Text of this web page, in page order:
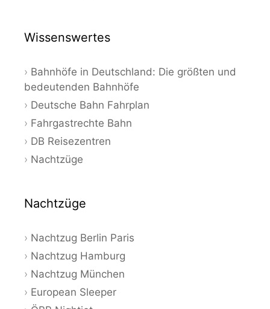
Wissenswertes
Bahnhöfe in Deutschland: Die größten und
bedeutenden Bahnhöfe
Deutsche Bahn Fahrplan
Fahrgastrechte Bahn
DB Reisezentren
Nachtzüge
Nachtzüge
Nachtzug Berlin Paris
Nachtzug Hamburg
Nachtzug München
European Sleeper